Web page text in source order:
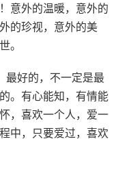
意外的温暖，意外的
的珍视，意外的美
。
最好的，不一定是最
。有心能知，有情能
，喜欢一个人，爱一
中，只要爱过，喜欢